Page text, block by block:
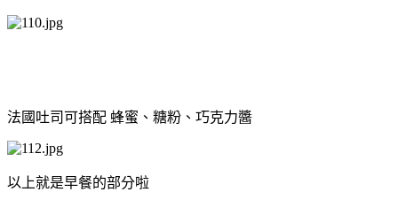
法國吐司可搭配 蜂蜜、糖粉、巧克力醬
以上就是早餐的部分啦